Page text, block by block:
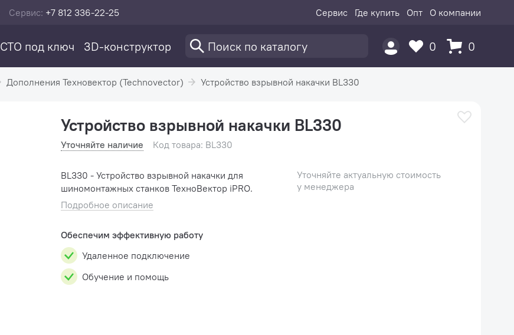
Сервис: +7 812 336-22-25 Сервис Где купить Опт О компании
СТО под ключ 3D-конструктор 0 0
Дополнения Техновектор (Technovector) Устройство взрывной накачки BL330
Устройство взрывной накачки BL330
Уточняйте наличие Код товара: BL330
BL330 - Устройство взрывной накачки для
шиномонтажных станков ТехноВектор iPRO.
Подробное описание
Обеспечим эффективную работу
Удаленное подключение
Обучение и помощь
Уточняйте актуальную стоимость
у менеджера